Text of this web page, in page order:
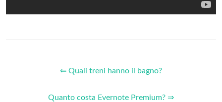
⇐ Quali treni hanno il bagno?
Quanto costa Evernote Premium? ⇒